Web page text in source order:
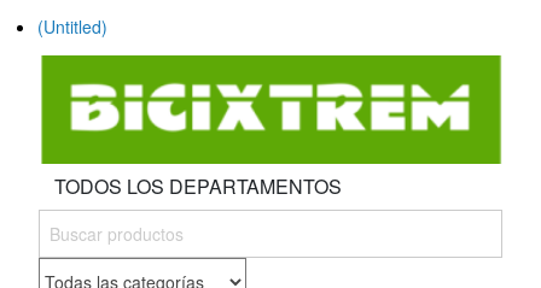
(Untitled)
TODOS LOS DEPARTAMENTOS